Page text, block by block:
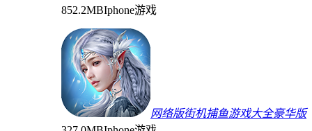
852.2MBIphone游戏
网络版街机捕鱼游戏大全豪华版